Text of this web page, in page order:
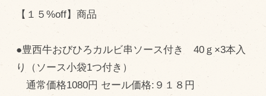
【１５%off】商品
●豊西牛おびひろカルビ串ソース付き 40ｇ×3本入
り（ソース小袋1つ付き）
通常価格1080円 セール価格:９１８円